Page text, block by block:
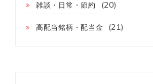
雑談・日常・節約 (20)
高配当銘柄・配当金 (21)